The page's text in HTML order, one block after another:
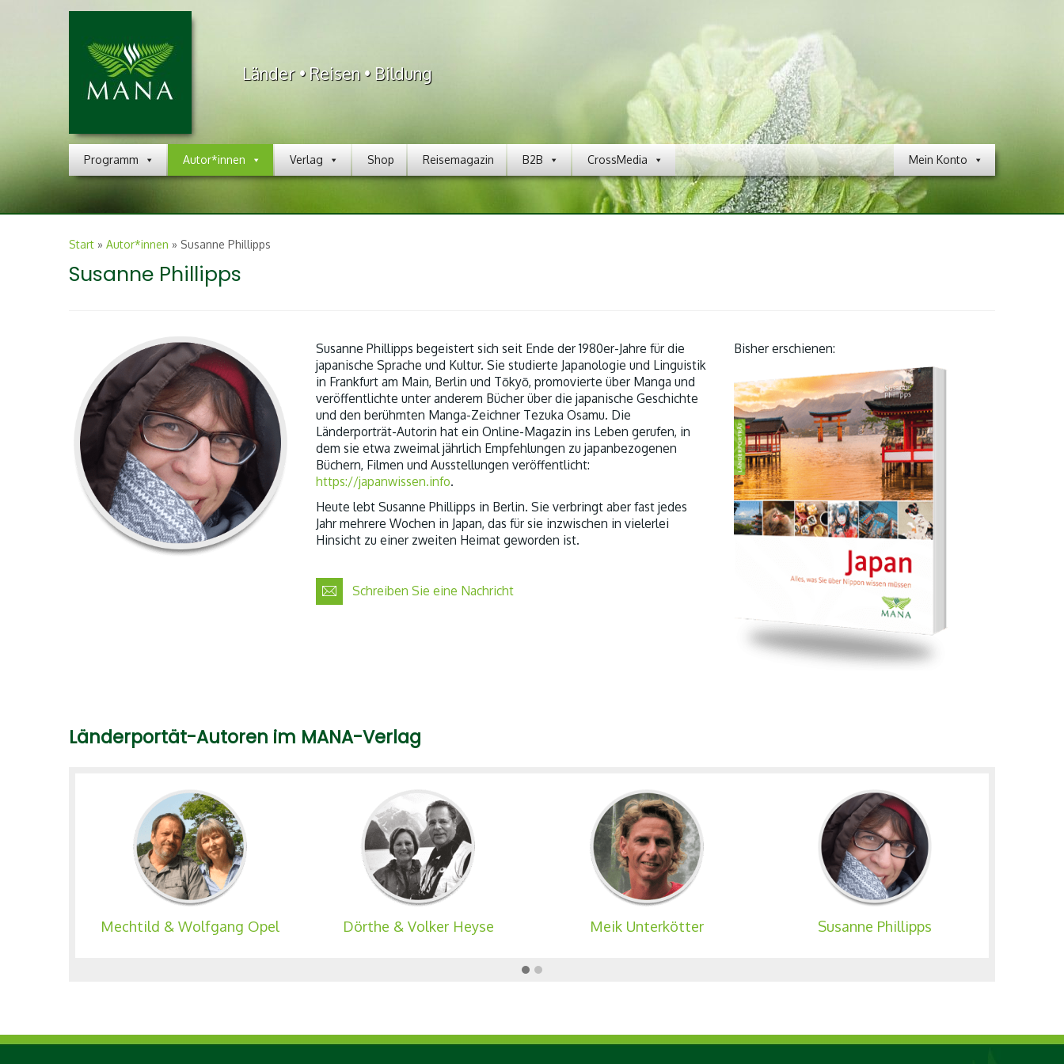
Länder • Reisen • Bildung
Programm Autor*innen Verlag Shop Reisemagazin B2B Mein Konto
CrossMedia
Start » Autor*innen » Susanne Phillipps
Susanne Phillipps
Susanne Phillipps begeistert sich seit Ende der 1980er-Jahre für die
japanische Sprache und Kultur. Sie studierte Japanologie und Linguistik
in Frankfurt am Main, Berlin und Tōkyō, promovierte über Manga und
veröffentlichte unter anderem Bücher über die japanische Geschichte
und den berühmten Manga-Zeichner Tezuka Osamu. Die
Länderporträt-Autorin hat ein Online-Magazin ins Leben gerufen, in
dem sie etwa zweimal jährlich Empfehlungen zu japanbezogenen
Büchern, Filmen und Ausstellungen veröffentlicht:
https://japanwissen.info.
Heute lebt Susanne Phillipps in Berlin. Sie verbringt aber fast jedes
Jahr mehrere Wochen in Japan, das für sie inzwischen in vielerlei
Hinsicht zu einer zweiten Heimat geworden ist.
Schreiben Sie eine Nachricht
Bisher erschienen:
Länderportät-Autoren im MANA-Verlag
Mechtild & Wolfgang Opel Dörthe & Volker Heyse Meik Unterkötter Susanne Phillipps